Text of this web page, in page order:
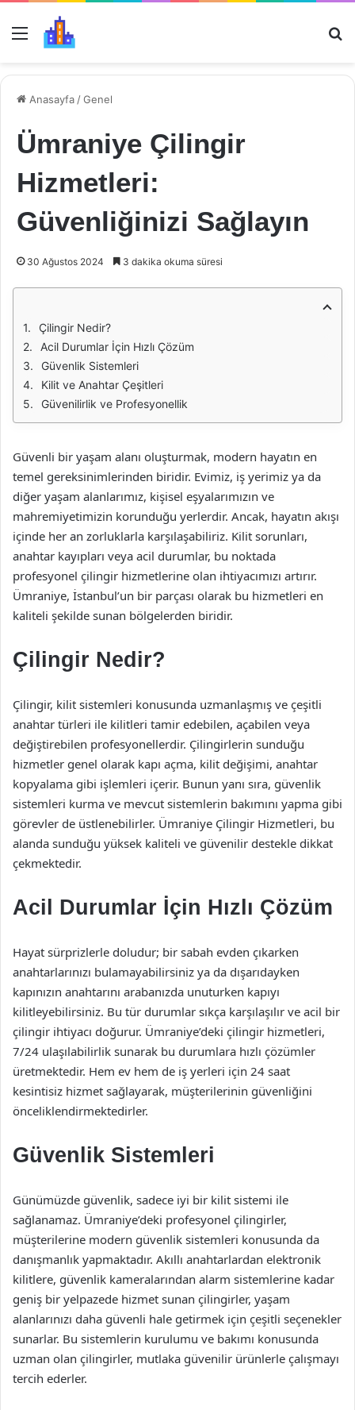
Menü
Anasayfa /Genel
Ümraniye Çilingir
Hizmetleri:
Güvenliğinizi Sağlayın
30 Ağustos 2024 3 dakika okuma süresi
Çilingir Nedir?
Acil Durumlar İçin Hızlı Çözüm
Güvenlik Sistemleri
Kilit ve Anahtar Çeşitleri
Güvenilirlik ve Profesyonellik
Güvenli bir yaşam alanı oluşturmak, modern hayatın en
temel gereksinimlerinden biridir. Evimiz, iş yerimiz ya da
diğer yaşam alanlarımız, kişisel eşyalarımızın ve
mahremiyetimizin korunduğu yerlerdir. Ancak, hayatın akışı
içinde her an zorluklarla karşılaşabiliriz. Kilit sorunları,
anahtar kayıpları veya acil durumlar, bu noktada
profesyonel çilingir hizmetlerine olan ihtiyacımızı artırır.
Ümraniye, İstanbul’un bir parçası olarak bu hizmetleri en
kaliteli şekilde sunan bölgelerden biridir.
Çilingir Nedir?
Çilingir, kilit sistemleri konusunda uzmanlaşmış ve çeşitli
anahtar türleri ile kilitleri tamir edebilen, açabilen veya
değiştirebilen profesyonellerdir. Çilingirlerin sunduğu
hizmetler genel olarak kapı açma, kilit değişimi, anahtar
kopyalama gibi işlemleri içerir. Bunun yanı sıra, güvenlik
sistemleri kurma ve mevcut sistemlerin bakımını yapma gibi
görevler de üstlenebilirler. Ümraniye Çilingir Hizmetleri, bu
alanda sunduğu yüksek kaliteli ve güvenilir destekle dikkat
çekmektedir.
Acil Durumlar İçin Hızlı Çözüm
Hayat sürprizlerle doludur; bir sabah evden çıkarken
anahtarlarınızı bulamayabilirsiniz ya da dışarıdayken
kapınızın anahtarını arabanızda unuturken kapıyı
kilitleyebilirsiniz. Bu tür durumlar sıkça karşılaşılır ve acil bir
çilingir ihtiyacı doğurur. Ümraniye’deki çilingir hizmetleri,
7/24 ulaşılabilirlik sunarak bu durumlara hızlı çözümler
üretmektedir. Hem ev hem de iş yerleri için 24 saat
kesintisiz hizmet sağlayarak, müşterilerinin güvenliğini
önceliklendirmektedirler.
Güvenlik Sistemleri
Günümüzde güvenlik, sadece iyi bir kilit sistemi ile
sağlanamaz. Ümraniye’deki profesyonel çilingirler,
müşterilerine modern güvenlik sistemleri konusunda da
danışmanlık yapmaktadır. Akıllı anahtarlardan elektronik
kilitlere, güvenlik kameralarından alarm sistemlerine kadar
geniş bir yelpazede hizmet sunan çilingirler, yaşam
alanlarınızı daha güvenli hale getirmek için çeşitli seçenekler
sunarlar. Bu sistemlerin kurulumu ve bakımı konusunda
uzman olan çilingirler, mutlaka güvenilir ürünlerle çalışmayı
tercih ederler.